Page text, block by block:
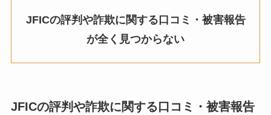
JFICの評判や詐欺に関する口コミ・被害報告
が全く見つからない
JFICの評判や詐欺に関する口コミ・被害報告